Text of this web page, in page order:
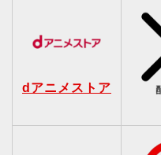
dアニメストア